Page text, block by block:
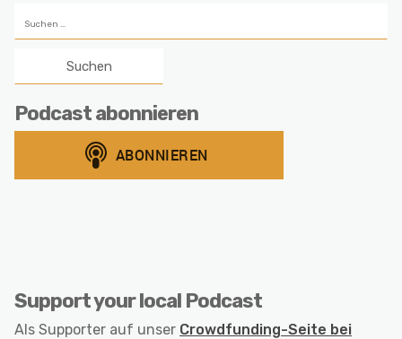
nach:
Podcast abonnieren
Support your local Podcast
Als Supporter auf unser Crowdfunding-Seite bei